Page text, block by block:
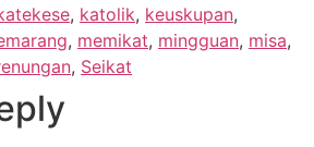
, katolik, keuskupan,
, memikat, mingguan, misa,
, Seikat